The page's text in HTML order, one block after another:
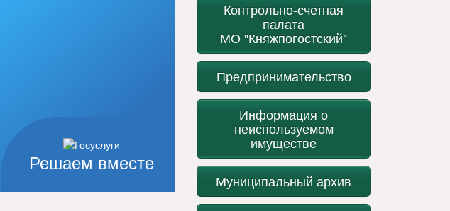
Решаем вместе
Контрольно-счетная
палата
МО "Княжпогостский"
Предпринимательство
Информация о
неиспользуемом
имуществе
Муниципальный архив